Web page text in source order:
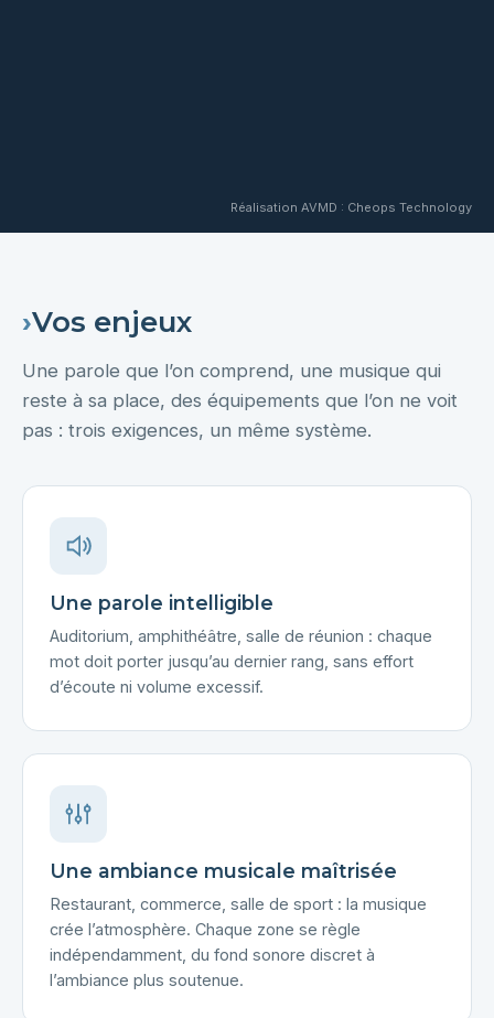
Réalisation AVMD : Cheops Technology
›Vos enjeux
Une parole que l’on comprend, une musique qui
reste à sa place, des équipements que l’on ne voit
pas : trois exigences, un même système.
Une parole intelligible
Auditorium, amphithéâtre, salle de réunion : chaque
mot doit porter jusqu’au dernier rang, sans effort
d’écoute ni volume excessif.
Une ambiance musicale maîtrisée
Restaurant, commerce, salle de sport : la musique
crée l’atmosphère. Chaque zone se règle
indépendamment, du fond sonore discret à
l’ambiance plus soutenue.